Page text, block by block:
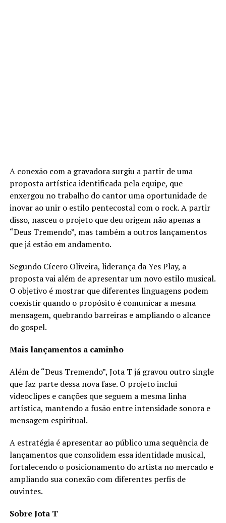
A conexão com a gravadora surgiu a partir de uma
proposta artística identificada pela equipe, que
enxergou no trabalho do cantor uma oportunidade de
inovar ao unir o estilo pentecostal com o rock. A partir
disso, nasceu o projeto que deu origem não apenas a
“Deus Tremendo”, mas também a outros lançamentos
que já estão em andamento.
Segundo Cícero Oliveira, liderança da Yes Play, a
proposta vai além de apresentar um novo estilo musical.
O objetivo é mostrar que diferentes linguagens podem
coexistir quando o propósito é comunicar a mesma
mensagem, quebrando barreiras e ampliando o alcance
do gospel.
Mais lançamentos a caminho
Além de “Deus Tremendo”, Jota T já gravou outro single
que faz parte dessa nova fase. O projeto inclui
videoclipes e canções que seguem a mesma linha
artística, mantendo a fusão entre intensidade sonora e
mensagem espiritual.
A estratégia é apresentar ao público uma sequência de
lançamentos que consolidem essa identidade musical,
fortalecendo o posicionamento do artista no mercado e
ampliando sua conexão com diferentes perfis de
ouvintes.
Sobre Jota T